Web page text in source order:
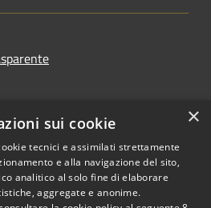
×
sui cookie
tecnici e assimilati strettamente
e alla navigazione del sito,
analitico al solo fine di elaborare
aggregate e anonime.